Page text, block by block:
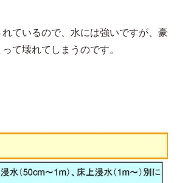
ているので、水には強いですが、豪
て壊れてしまうのです。